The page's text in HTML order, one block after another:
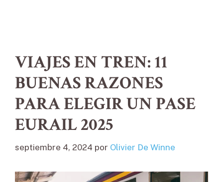
VIAJES EN TREN: 11
BUENAS RAZONES
PARA ELEGIR UN PASE
EURAIL 2025
septiembre 4, 2024 por Olivier De Winne